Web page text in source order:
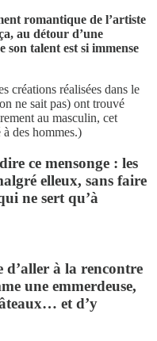
romantique de l’artiste
au détour d’une
son talent est si immense
créations réalisées dans le
ne sait pas) ont trouvé
au masculin, cet
des hommes.)
ce mensonge : les
elleux, sans faire
ne sert qu’à
d’aller à la rencontre
une emmerdeuse,
et d’y